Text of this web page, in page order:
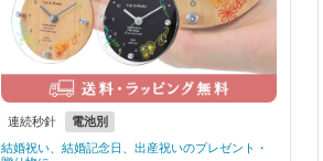
連続秒針
電池別
結婚祝い、結婚記念日、出産祝いのプレゼント・